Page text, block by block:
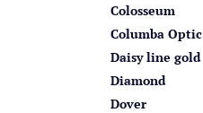
Colosseum
Columba Optic
Daisy line gold
Diamond
Dover